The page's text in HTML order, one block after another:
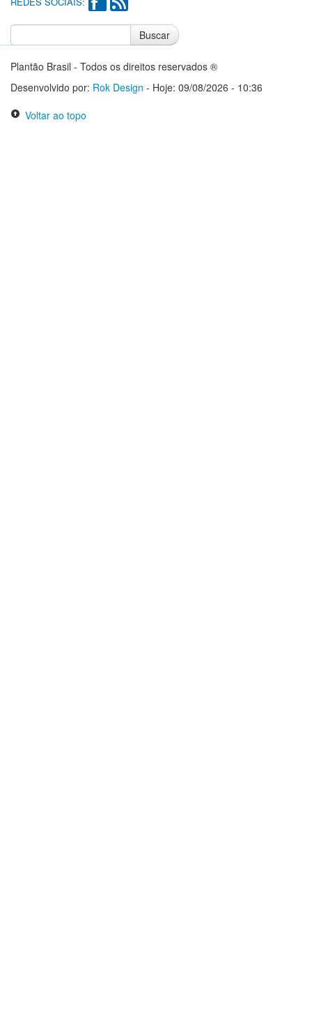
Buscar
Plantão Brasil - Todos os direitos reservados ®
Desenvolvido por: Rok Design - Hoje: 09/08/2026 - 10:36
Voltar ao topo